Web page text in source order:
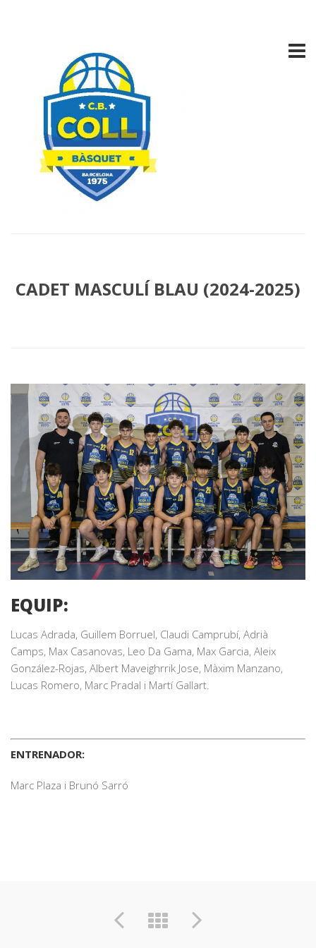
CADET MASCULÍ BLAU (2024-2025)
EQUIP:
Lucas Adrada, Guillem Borruel, Claudi Camprubí, Adrià
Camps, Max Casanovas, Leo Da Gama, Max Garcia, Aleix
González-Rojas, Albert Maveighrrik Jose, Màxim Manzano,
Lucas Romero, Marc Pradal i Martí Gallart.
ENTRENADOR:
Marc Plaza i Brunó Sarró